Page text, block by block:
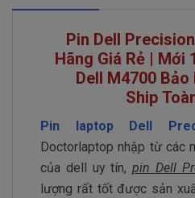
Pin Dell
Hãng Giá Rẻ | Mới
Dell M4700 Bảo
Ship
Pin laptop Dell
Doctorlaptop nhập từ các
của dell uy tín,pin Dell
lượng rất tốt được sản